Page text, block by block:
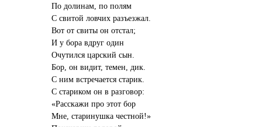
По долинам, по полям
С свитой ловчих разъезжал.
Вот от свиты он отстал;
И у бора вдруг один
Очутился царский сын.
Бор, он видит, темен, дик.
С ним встречается старик.
С стариком он в разговор:
«Расскажи про этот бор
Мне, старинушка честной!»